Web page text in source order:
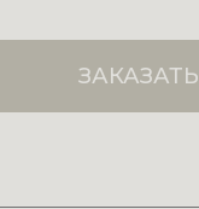
ЗАКАЗАТЬ